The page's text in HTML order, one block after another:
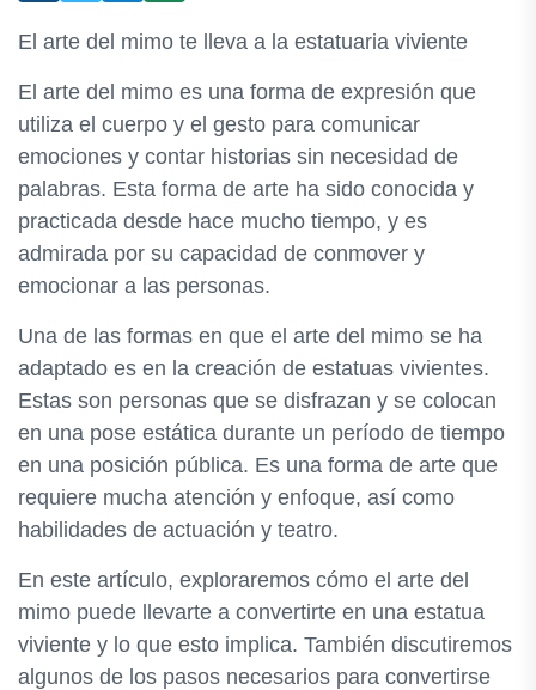
El arte del mimo te lleva a la estatuaria viviente
El arte del mimo es una forma de expresión que
utiliza el cuerpo y el gesto para comunicar
emociones y contar historias sin necesidad de
palabras. Esta forma de arte ha sido conocida y
practicada desde hace mucho tiempo, y es
admirada por su capacidad de conmover y
emocionar a las personas.
Una de las formas en que el arte del mimo se ha
adaptado es en la creación de estatuas vivientes.
Estas son personas que se disfrazan y se colocan
en una pose estática durante un período de tiempo
en una posición pública. Es una forma de arte que
requiere mucha atención y enfoque, así como
habilidades de actuación y teatro.
En este artículo, exploraremos cómo el arte del
mimo puede llevarte a convertirte en una estatua
viviente y lo que esto implica. También discutiremos
algunos de los pasos necesarios para convertirse